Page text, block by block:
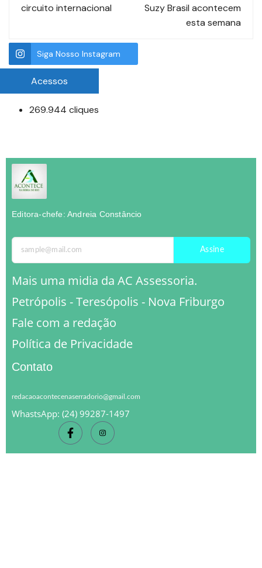
circuito internacional
Suzy Brasil acontecem
esta semana
Siga Nosso Instagram
Acessos
269.944 cliques
Editora-chefe: Andreia Constâncio
Assine
Mais uma midia da AC Assessoria.
Petrópolis - Teresópolis - Nova Friburgo
Fale com a redação
Política de Privacidade
Contato
redacaoacontecenaserradorio@gmail.com
WhastsApp: (24) 99287-1497